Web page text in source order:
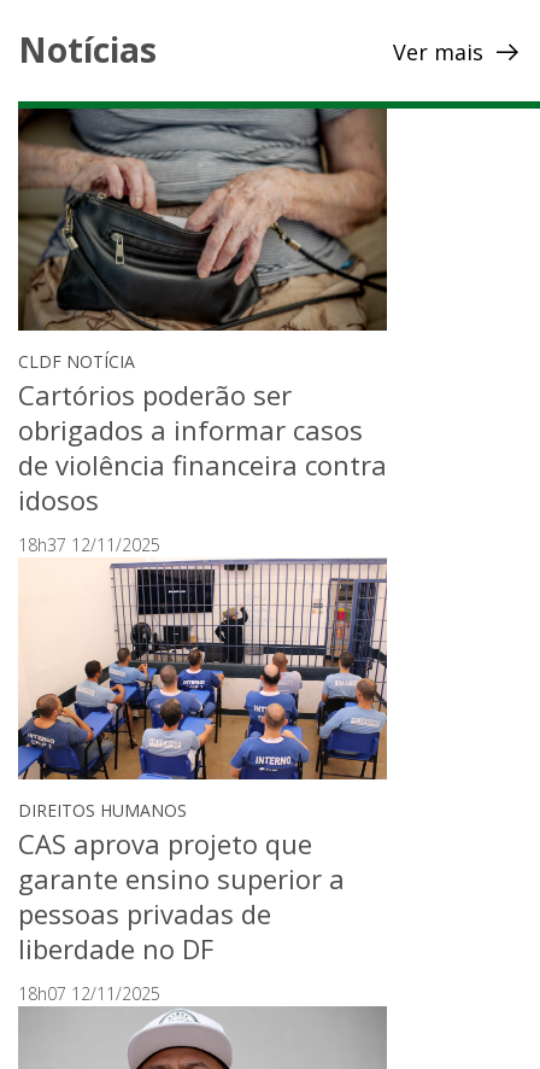
Notícias Ver mais
CLDF NOTÍCIA
Cartórios poderão ser
obrigados a informar casos
de violência financeira contra
idosos
18h37 12/11/2025
DIREITOS HUMANOS
CAS aprova projeto que
garante ensino superior a
pessoas privadas de
liberdade no DF
18h07 12/11/2025